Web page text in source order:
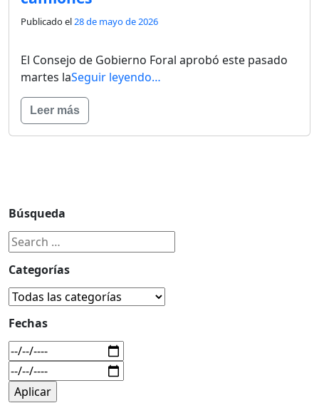
Publicado el28 de mayo de 2026
El Consejo de Gobierno Foral aprobó este pasado
martes laSeguir leyendo…
Leer más
Búsqueda
Categorías
Fechas